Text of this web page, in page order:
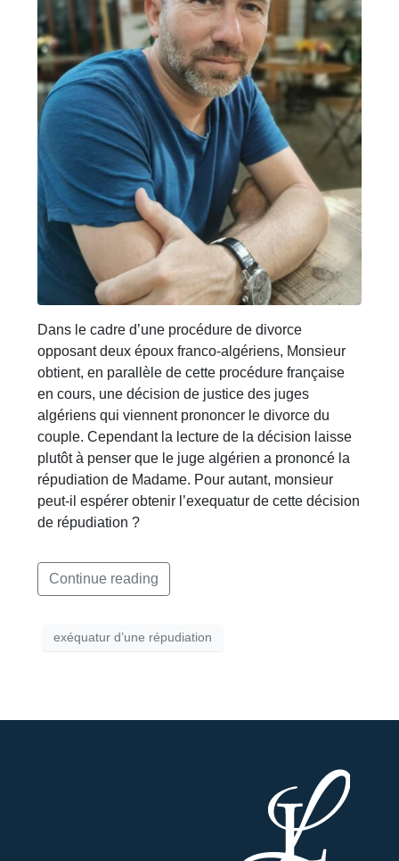
Dans le cadre d’une procédure de divorce
opposant deux époux franco-algériens, Monsieur
obtient, en parallèle de cette procédure française
en cours, une décision de justice des juges
algériens qui viennent prononcer le divorce du
couple. Cependant la lecture de la décision laisse
plutôt à penser que le juge algérien a prononcé la
répudiation de Madame. Pour autant, monsieur
peut-il espérer obtenir l’exequatur de cette décision
de répudiation ?
Continue reading
exéquatur d’une répudiation